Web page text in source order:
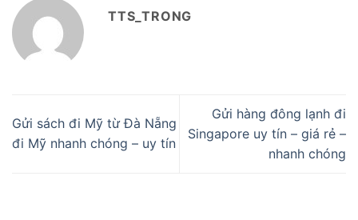
TTS_TRONG
Gửi sách đi Mỹ từ Đà Nẵng
đi Mỹ nhanh chóng – uy tín
Gửi hàng đông lạnh đi
Singapore uy tín – giá rẻ –
nhanh chóng